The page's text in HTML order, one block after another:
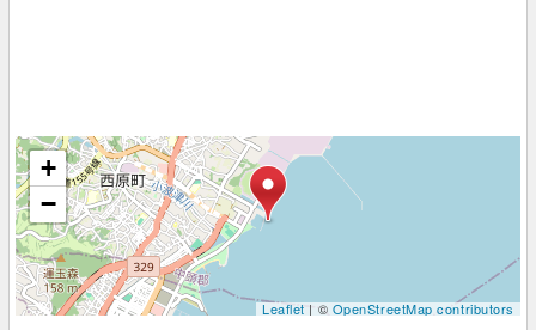
+
−
Leaflet| ©OpenStreetMap contributors